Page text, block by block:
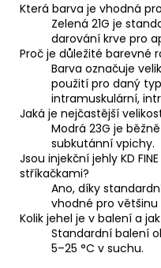
Která barva je vhodná
Zelená 21G je
darování krve pro
Proč je důležité barevné
Barva označuje
použití pro daný
intramuskulární,
Jaká je nejčastější
Modrá 23G je
subkutánní vpichy.
Jsou injekční jehly KD
stříkačkami?
Ano, díky
vhodné pro
Kolik jehel je v balení a
Standardní balení
5–25 °C v suchu.